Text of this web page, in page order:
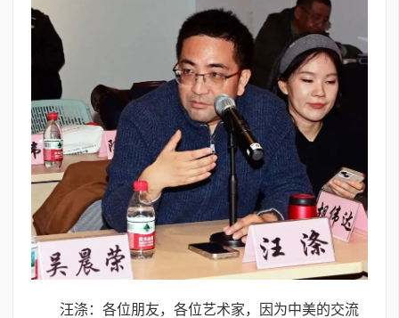
汪涤：各位朋友，各位艺术家，因为中美的交流